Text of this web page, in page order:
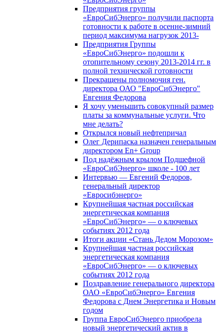
Предприятия группы
«ЕвроСибЭнерго» получили паспорта
готовности к работе в осенне-зимний
период максимума нагрузок 2013-
Предприятия Группы
«ЕвроСибЭнерго» подошли к
отопительному сезону 2013-2014 гг. в
полной технической готовности
Прекращены полномочия ген.
директора ОАО "ЕвроСибЭнерго"
Евгения Федорова
Я хочу уменьшить совокупный размер
платы за коммунальные услуги. Что
мне делать?
Открылся новый нефтепричал
Олег Дерипаска назначен генеральным
директором En+ Group
Под надёжным крылом Подшефной
«ЕвроСибЭнерго» школе - 100 лет
Интервью — Евгений Федоров,
генеральный директор
«Евросибэнерго»
Крупнейшая частная российская
энергетическая компания
«ЕвроСибЭнерго» — о ключевых
событиях 2012 года
Итоги акции «Стань Дедом Морозом»
Крупнейшая частная российская
энергетическая компания
«ЕвроСибЭнерго» — о ключевых
событиях 2012 года
Поздравление генерального директора
ОАО «ЕвроСибЭнерго» Евгения
Федорова с Днем Энергетика и Новым
годом
Группа ЕвроСибЭнерго приобрела
новый энергетический актив в